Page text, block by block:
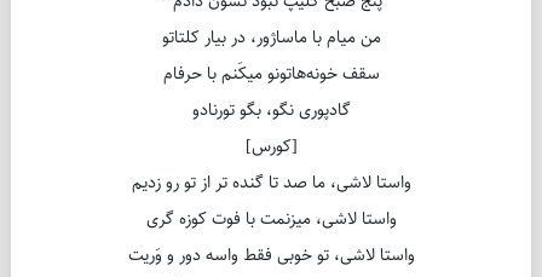
من میام با ماساژور، در بیار کلتاتو
سقف خونه‌هاتونو میکَنم با حرفام
گادپوری نگو، بگو تورنادو
[کورس]
واستا لاشی، ما صد تا گنده تر از تو رو زدیم
واستا لاشی، میزنمت با فوت کوزه گری
واستا لاشی، تو خوبی فقط واسه دور و وَریت